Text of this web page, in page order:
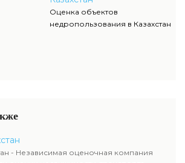
Оценка объектов
недропользования в Казахстан
- Независимая оценочная компания